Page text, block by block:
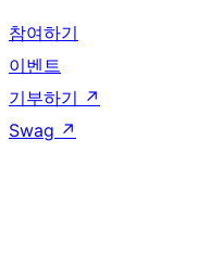
참여하기
이벤트
기부하기 ↗
Swag ↗